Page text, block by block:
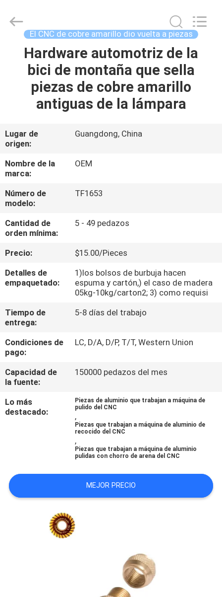
CASA.
PRODUCTOS
SOBRE
NOSOTROS
RECORRIDO
POR
LA
FÁBRICA
DE
CONTACTA
CON
NOTICIAS
MAPA
Tuofa
Technology
El CNC de cobre amarillo dio vuelta a piezas
Hardware automotriz de la
bici de montaña que sella
piezas de cobre amarillo
antiguas de la lámpara
Lugar de
origen:
Guangdong, China
Nombre de la
marca:
OEM
Número de
modelo:
TF1653
Cantidad de
orden mínima:
5 - 49 pedazos
Precio:
$15.00/Pieces
Detalles de
empaquetado:
1)los bolsos de burbuja hacen
espuma y cartón,) el caso de madera
05kg-10kg/carton2; 3) como requisi
Tiempo de
entrega:
5-8 días del trabajo
Condiciones de
pago:
LC, D/A, D/P, T/T, Western Union
Capacidad de
la fuente:
150000 pedazos del mes
Lo más
destacado:
Piezas de aluminio que trabajan a máquina de
pulido del CNC
,
Piezas que trabajan a máquina de aluminio de
recocido del CNC
,
Piezas que trabajan a máquina de aluminio
pulidas con chorro de arena del CNC
MEJOR PRECIO